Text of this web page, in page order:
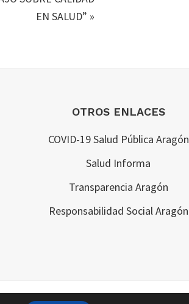
EN SALUD” »
OTROS ENLACES
COVID-19 Salud Pública Aragón
Salud Informa
Transparencia Aragón
Responsabilidad Social Aragón